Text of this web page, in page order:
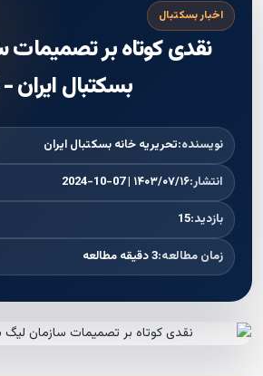
اخبار بسکتبال
نقدی کوتاه بر تصمیمات
بسکتبال ایران -
نویسنده:تحریریه خانه بسکتبال ایران
انتشار:۱۴۰۳/۰۷/۱۶ | 2024-10-07
بازدید:15
زمان مطالعه:3 دقیقه مطالعه